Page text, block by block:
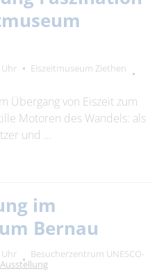
Uhr
Eiszeitmuseum Ziethen
Übergang von Eiszeit zum
Motoren des Wandels: als
und …
im
Bernau
Uhr
Besucherzentrum UNESCO-
Ausstellung